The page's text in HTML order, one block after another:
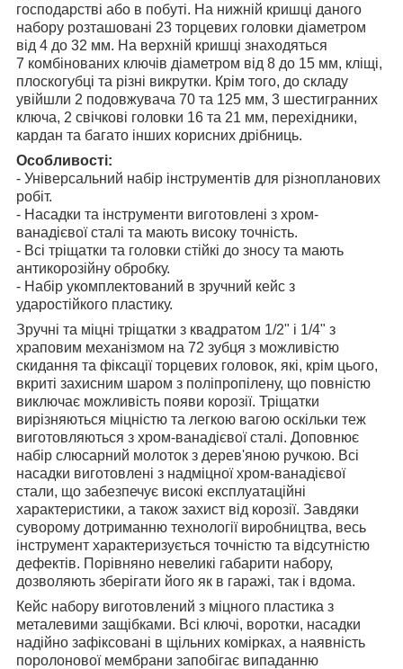
господарстві або в побуті. На нижній кришці даного
набору розташовані 23 торцевих головки діаметром
від 4 до 32 мм. На верхній кришці знаходяться
7 комбінованих ключів діаметром від 8 до 15 мм, кліщі,
плоскогубці та різні викрутки. Крім того, до складу
увійшли 2 подовжувача 70 та 125 мм, 3 шестигранних
ключа, 2 свічкові головки 16 та 21 мм, перехідники,
кардан та багато інших корисних дрібниць.
Особливості:
- Універсальний набір інструментів для різнопланових
робіт.
- Насадки та інструменти виготовлені з хром-
ванадієвої сталі та мають високу точність.
- Всі тріщатки та головки стійкі до зносу та мають
антикорозійну обробку.
- Набір укомплектований в зручний кейс з
ударостійкого пластику.
Зручні та міцні тріщатки з квадратом 1/2" і 1/4" з
храповим механізмом на 72 зубця з можливістю
скидання та фіксації торцевих головок, які, крім цього,
вкриті захисним шаром з поліпропілену, що повністю
виключає можливість появи корозії. Тріщатки
вирізняються міцністю та легкою вагою оскільки теж
виготовляються з хром-ванадієвої сталі. Доповнює
набір слюсарний молоток з дерев'яною ручкою. Всі
насадки виготовлені з надміцної хром-ванадієвої
стали, що забезпечує високі експлуатаційні
характеристики, а також захист від корозії. Завдяки
суворому дотриманню технології виробництва, весь
інструмент характеризується точністю та відсутністю
дефектів. Порівняно невеликі габарити набору,
дозволяють зберігати його як в гаражі, так і вдома.
Кейс набору виготовлений з міцного пластика з
металевими защібками. Всі ключі, воротки, насадки
надійно зафіксовані в щільних комірках, а наявність
поролонової мембрани запобігає випаданню